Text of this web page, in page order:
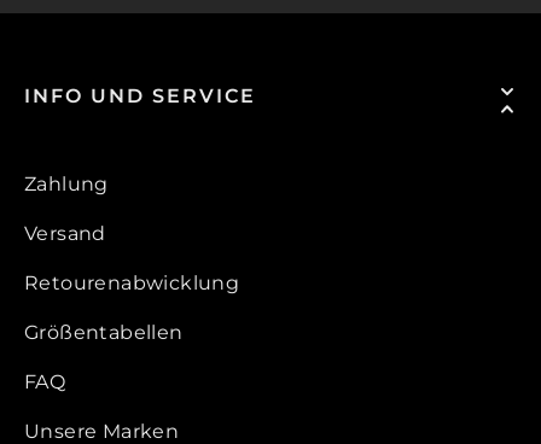
INFO UND SERVICE
Zahlung
Versand
Retourenabwicklung
Größentabellen
FAQ
Unsere Marken